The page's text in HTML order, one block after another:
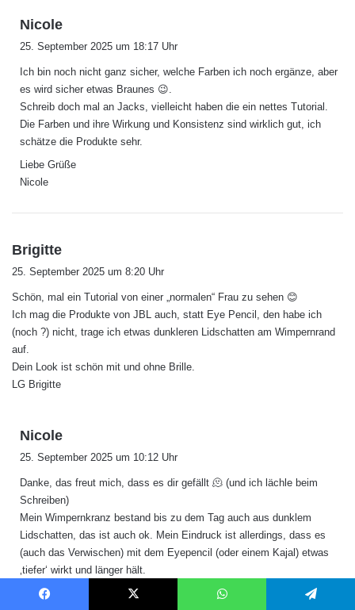
Nicole
t
:
25. September 2025 um 18:17 Uhr
Ich bin noch nicht ganz sicher, welche Farben ich noch ergänze, aber
es wird sicher etwas Braunes 😉.
Schreib doch mal an Jacks, vielleicht haben die ein nettes Tutorial.
Die Farben und ihre Wirkung und Konsistenz sind wirklich gut, ich
schätze die Produkte sehr.
Liebe Grüße
Nicole
Brigitte
t
:
25. September 2025 um 8:20 Uhr
Schön, mal ein Tutorial von einer „normalen“ Frau zu sehen 😊
Ich mag die Produkte von JBL auch, statt Eye Pencil, den habe ich
(noch ?) nicht, trage ich etwas dunkleren Lidschatten am Wimpernrand
auf.
Dein Look ist schön mit und ohne Brille.
LG Brigitte
Nicole
t
:
25. September 2025 um 10:12 Uhr
Danke, das freut mich, dass es dir gefällt 🫠 (und ich lächle beim
Schreiben)
Mein Wimpernkranz bestand bis zu dem Tag auch aus dunklem
Lidschatten, das ist auch ok. Mein Eindruck ist allerdings, dass es
(auch das Verwischen) mit dem Eyepencil (oder einem Kajal) etwas
‚tiefer‘ wirkt und länger hält.
Die Produkte, die ich bisher besitze, finde ich allesamt überzeugend.